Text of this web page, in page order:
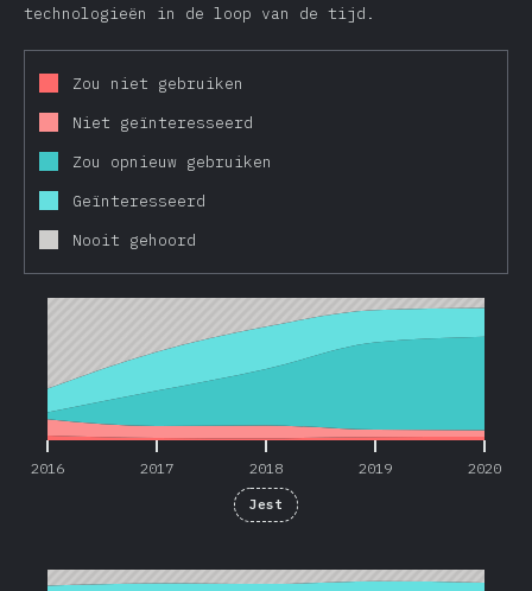
technologieën in de loop van de tijd.
Zou niet gebruiken
Niet geïnteresseerd
Zou opnieuw gebruiken
Geïnteresseerd
Nooit gehoord
2016 2017 2018 2019 2020
2016 2017 2018 2019 2020
Jest